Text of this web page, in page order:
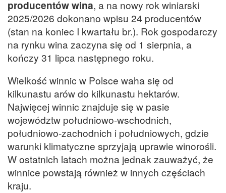
producentów wina, a na nowy rok winiarski
2025/2026 dokonano wpisu 24 producentów
(stan na koniec I kwartału br.). Rok gospodarczy
na rynku wina zaczyna się od 1 sierpnia, a
kończy 31 lipca następnego roku.
Wielkość winnic w Polsce waha się od
kilkunastu arów do kilkunastu hektarów.
Najwięcej winnic znajduje się w pasie
województw południowo-wschodnich,
południowo-zachodnich i południowych, gdzie
warunki klimatyczne sprzyjają uprawie winorośli.
W ostatnich latach można jednak zauważyć, że
winnice powstają również w innych częściach
kraju.